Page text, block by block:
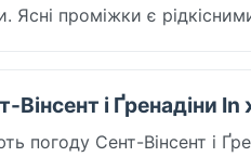
Ясні проміжки є
Вінсент і Ґренадіни
погоду Сент-Вінсент і